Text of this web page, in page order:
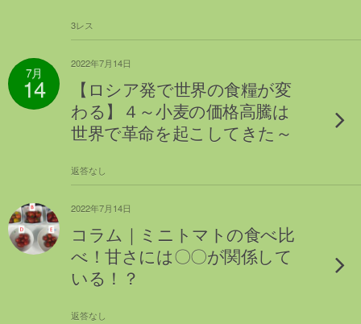
3レス
7月
14
2022年7月14日
【ロシア発で世界の食糧が変
わる】４～小麦の価格高騰は
世界で革命を起こしてきた～
返答なし
2022年7月14日
コラム｜ミニトマトの食べ比
べ！甘さには〇〇が関係して
いる！？
返答なし